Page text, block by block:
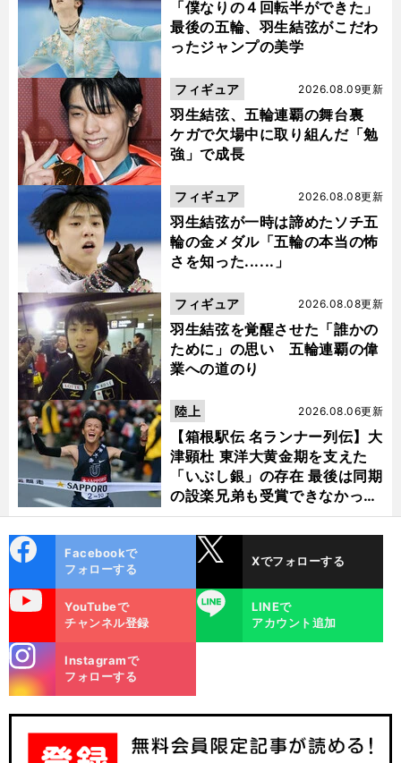
「僕なりの４回転半ができた」
最後の五輪、羽生結弦がこだわ
ったジャンプの美学
羽生結弦、五輪連覇の舞台裏
ケガで欠場中に取り組んだ「勉
強」で成長
2026.08.09更新
フィギュア
羽生結弦が一時は諦めたソチ五
輪の金メダル「五輪の本当の怖
さを知った......」
2026.08.08更新
フィギュア
羽生結弦を覚醒させた「誰かの
ために」の思い 五輪連覇の偉
業への道のり
2026.08.08更新
フィギュア
【箱根駅伝 名ランナー列伝】大
津顕杜 東洋大黄金期を支えた
「いぶし銀」の存在 最後は同期
の設楽兄弟も受賞できなかった
金栗杯に輝く
2026.08.06更新
陸上
ok
Facebookで
フォローする
Xでフォローする
YouTubeで
チャンネル登録
LINE
LINEで
アカウント追加
m
Instagramで
フォローする